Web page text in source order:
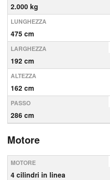
2.000 kg
LUNGHEZZA
475 cm
LARGHEZZA
192 cm
ALTEZZA
162 cm
PASSO
286 cm
Motore
MOTORE
4 cilindri in linea